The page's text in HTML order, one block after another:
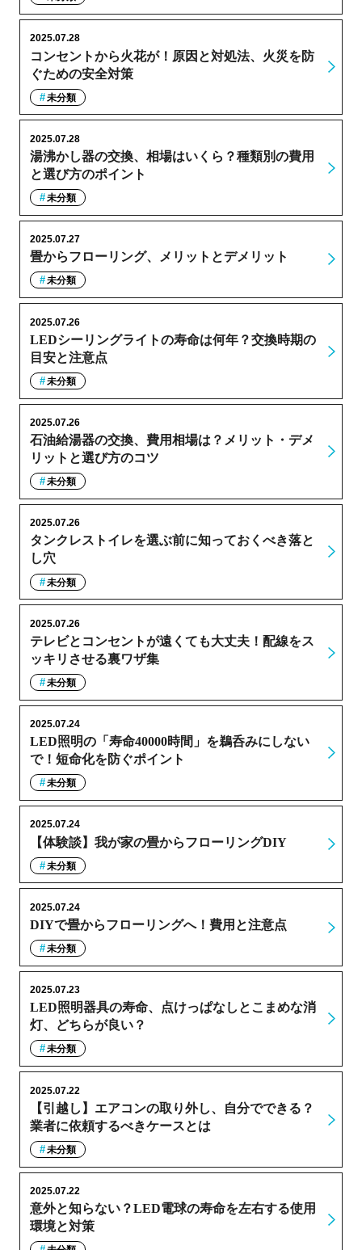
コンセントから火花が！原因と対処法、火災を防
ぐための安全対策
2025.07.28
未分類
湯沸かし器の交換、相場はいくら？種類別の費用
と選び方のポイント
2025.07.28
未分類
畳からフローリング、メリットとデメリット
2025.07.27
未分類
LEDシーリングライトの寿命は何年？交換時期の
目安と注意点
2025.07.26
未分類
石油給湯器の交換、費用相場は？メリット・デメ
リットと選び方のコツ
2025.07.26
未分類
タンクレストイレを選ぶ前に知っておくべき落と
し穴
2025.07.26
未分類
テレビとコンセントが遠くても大丈夫！配線をス
ッキリさせる裏ワザ集
2025.07.26
未分類
LED照明の「寿命40000時間」を鵜呑みにしない
で！短命化を防ぐポイント
2025.07.24
未分類
【体験談】我が家の畳からフローリングDIY
2025.07.24
未分類
DIYで畳からフローリングへ！費用と注意点
2025.07.24
未分類
LED照明器具の寿命、点けっぱなしとこまめな消
灯、どちらが良い？
2025.07.23
未分類
【引越し】エアコンの取り外し、自分でできる？
業者に依頼するべきケースとは
2025.07.22
未分類
意外と知らない？LED電球の寿命を左右する使用
環境と対策
2025.07.22